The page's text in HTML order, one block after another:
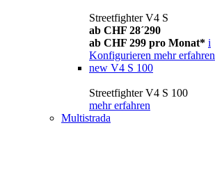
Streetfighter V4 S
ab CHF 28´290
ab CHF 299 pro Monat* i
Konfigurieren mehr erfahren
new V4 S 100
Streetfighter V4 S 100
mehr erfahren
Multistrada